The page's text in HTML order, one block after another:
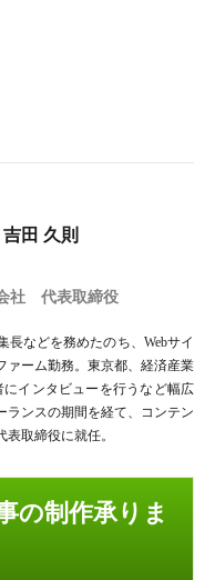
】吉田 久則
社 代表取締役
などを務めたのち、Webサイ
ァーム勤務。東京都、経済産業
インタビューを行うなど幅広
ランスの期間を経て、コンテン
取締役に就任。
の制作承りま